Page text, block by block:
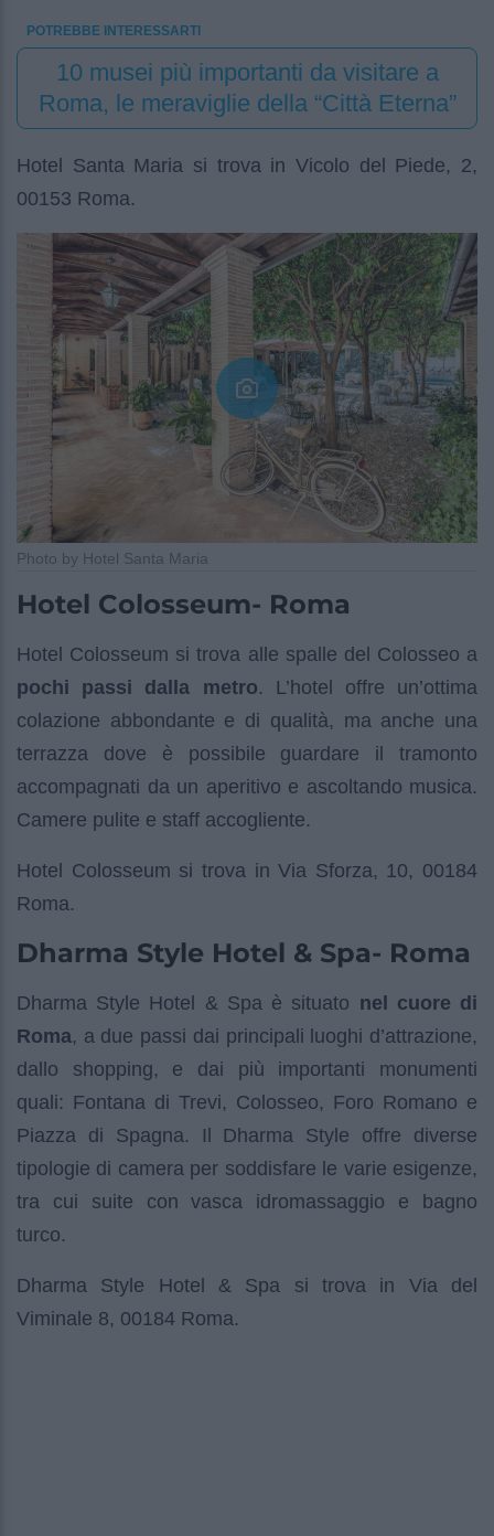
POTREBBE INTERESSARTI
10 musei più importanti da visitare a
Roma, le meraviglie della “Città Eterna”
Hotel Santa Maria si trova in Vicolo del Piede, 2,
00153 Roma.
Photo by Hotel Santa Maria
Hotel Colosseum- Roma
Hotel Colosseum si trova alle spalle del Colosseo a
pochi passi dalla metro. L’hotel offre un’ottima
colazione abbondante e di qualità, ma anche una
terrazza dove è possibile guardare il tramonto
accompagnati da un aperitivo e ascoltando musica.
Camere pulite e staff accogliente.
Hotel Colosseum si trova in Via Sforza, 10, 00184
Roma.
Dharma Style Hotel & Spa- Roma
Dharma Style Hotel & Spa è situato nel cuore di
Roma, a due passi dai principali luoghi d’attrazione,
dallo shopping, e dai più importanti monumenti
quali: Fontana di Trevi, Colosseo, Foro Romano e
Piazza di Spagna. Il Dharma Style offre diverse
tipologie di camera per soddisfare le varie esigenze,
tra cui suite con vasca idromassaggio e bagno
turco.
Dharma Style Hotel & Spa si trova in Via del
Viminale 8, 00184 Roma.